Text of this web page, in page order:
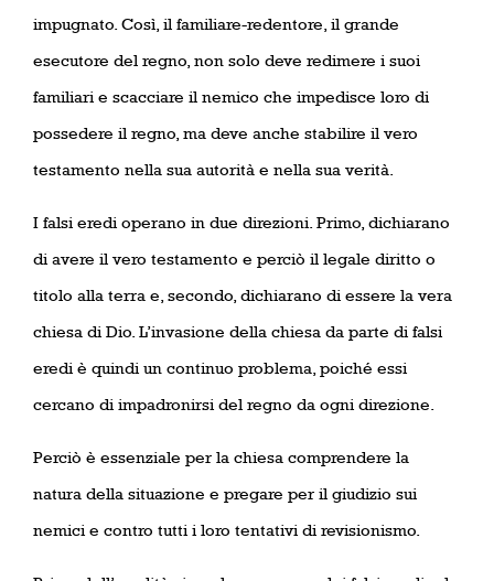
impugnato. Così, il familiare-redentore, il grande
esecutore del regno, non solo deve redimere i suoi
familiari e scacciare il nemico che impedisce loro di
possedere il regno, ma deve anche stabilire il vero
testamento nella sua autorità e nella sua verità.
I falsi eredi operano in due direzioni. Primo, dichiarano
di avere il vero testamento e perciò il legale diritto o
titolo alla terra e, secondo, dichiarano di essere la vera
chiesa di Dio. L’invasione della chiesa da parte di falsi
eredi è quindi un continuo problema, poiché essi
cercano di impadronirsi del regno da ogni direzione.
Perciò è essenziale per la chiesa comprendere la
natura della situazione e pregare per il giudizio sui
nemici e contro tutti i loro tentativi di revisionismo.